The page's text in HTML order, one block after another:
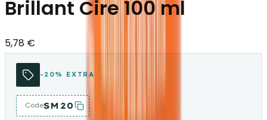
Brillant Cire 100 ml
5,78 €
-20% EXTRA
CodeSM20